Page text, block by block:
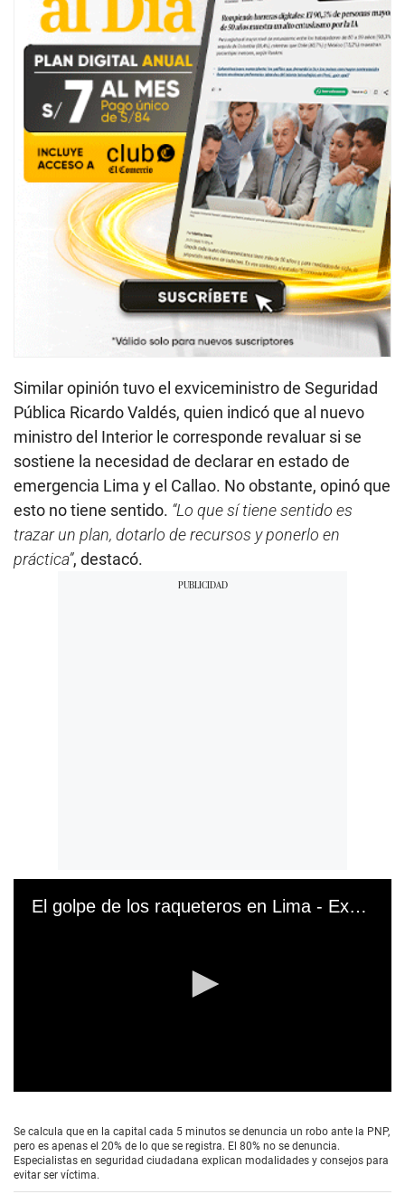
Similar opinión tuvo el exviceministro de Seguridad
Pública Ricardo Valdés, quien indicó que al nuevo
ministro del Interior le corresponde revaluar si se
sostiene la necesidad de declarar en estado de
emergencia Lima y el Callao. No obstante, opinó que
esto no tiene sentido. “Lo que sí tiene sentido es
trazar un plan, dotarlo de recursos y ponerlo en
práctica”, destacó.
El golpe de los raqueteros en Lima - Explicativo
e
c
o
n
Se calcula que en la capital cada 5 minutos se denuncia un robo ante la PNP,
pero es apenas el 20% de lo que se registra. El 80% no se denuncia.
Especialistas en seguridad ciudadana explican modalidades y consejos para
evitar ser víctima.